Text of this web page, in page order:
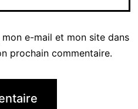
e-mail et mon site dans
prochain commentaire.